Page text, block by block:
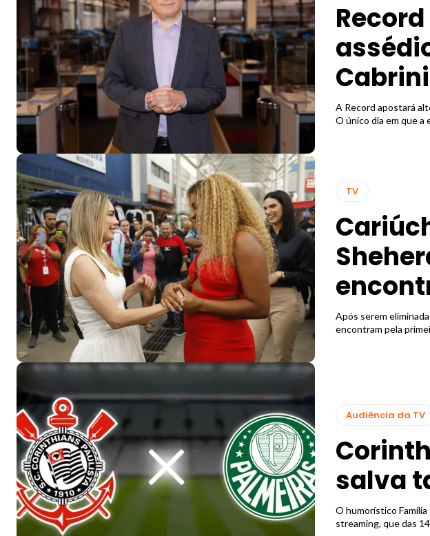
Cabrini
A Record apostará
O único dia em que a
TV
Após serem
encontram pela
Audiência da TV
salva
O humorístico
streaming, que das